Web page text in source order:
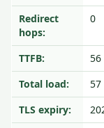
Redirect
hops:
0
TTFB:
56
Total load:
57
TLS expiry: